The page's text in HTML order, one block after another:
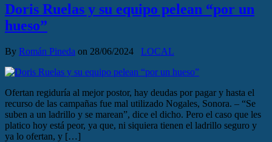
Doris Ruelas y su equipo pelean “por un
hueso”
By Román Pineda on 28/06/2024 LOCAL
Ofertan regiduría al mejor postor, hay deudas por pagar y hasta el
recurso de las campañas fue mal utilizado Nogales, Sonora. – “Se
suben a un ladrillo y se marean”, dice el dicho. Pero el caso que les
platico hoy está peor, ya que, ni siquiera tienen el ladrillo seguro y
ya lo ofertan, y […]